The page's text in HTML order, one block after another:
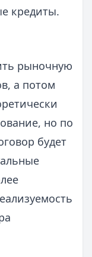
кредиты.
рыночную
а потом
но по
будет